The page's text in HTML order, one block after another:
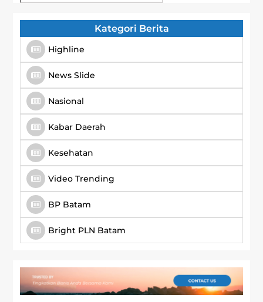
Kategori Berita
Highline
News Slide
Nasional
Kabar Daerah
Kesehatan
Video Trending
BP Batam
Bright PLN Batam